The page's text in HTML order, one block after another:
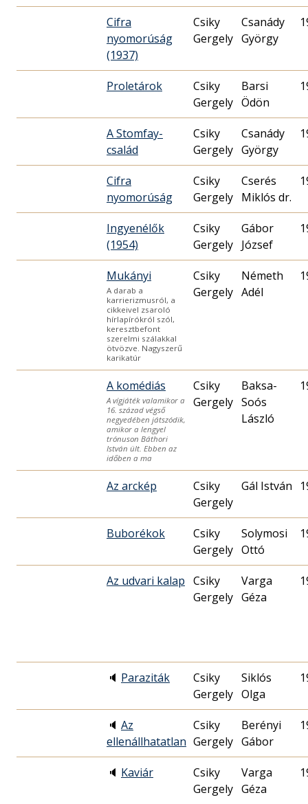
Cifra
nyomorúság
(1937)
Csiky
Gergely
Csanády
György
Proletárok
Csiky
Gergely
Barsi
Ödön
A Stomfay-
család
Csiky
Gergely
Csanády
György
Cifra
nyomorúság
Csiky
Gergely
Cserés
Miklós dr.
Ingyenélők
(1954)
Csiky
Gergely
Gábor
József
Mukányi
A darab a
karrierizmusról, a
cikkeivel zsaroló
hírlapírókról szól,
keresztbefont
szerelmi szálakkal
ötvözve. Nagyszerű
karikatúr
Csiky
Gergely
Németh
Adél
A komédiás
A vígjáték valamikor a
16. század végső
negyedében játszódik,
amikor a lengyel
trónuson Báthori
István ült. Ebben az
időben a ma
Csiky
Gergely
Baksa-
Soós
László
Az arckép
Csiky
Gergely
Gál István
Buborékok
Csiky
Gergely
Solymosi
Ottó
Az udvari kalap Csiky
Gergely
Varga
Géza
🔈 Paraziták
Csiky
Gergely
Siklós
Olga
🔈 Az
ellenállhatatlan
Csiky
Gergely
Berényi
Gábor
🔈 Kaviár
Csiky
Gergely
Varga
Géza